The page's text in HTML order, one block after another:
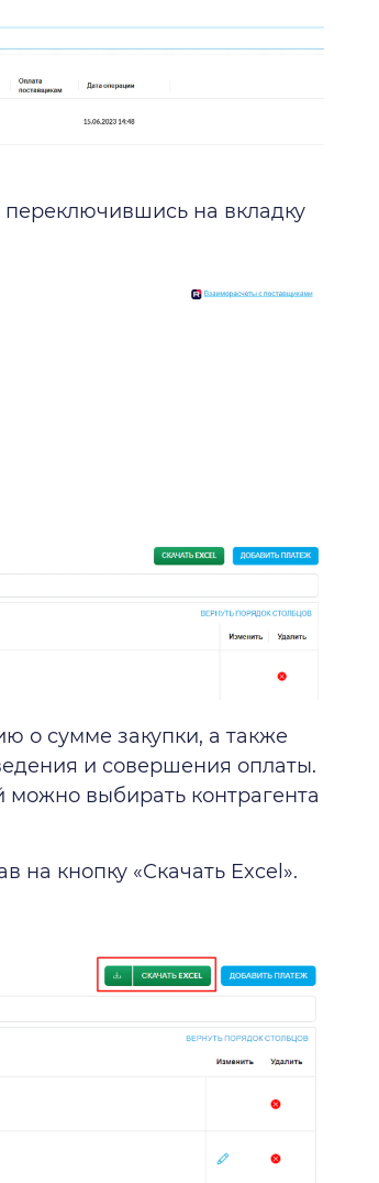
на вкладку
о сумме закупки, а также
и совершения оплаты.
можно выбирать контрагента
на кнопку «Скачать Excel».